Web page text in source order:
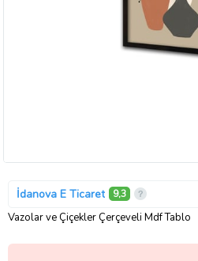
İdanova E Ticaret 9,3
Vazolar ve Çiçekler Çerçeveli Mdf Tablo